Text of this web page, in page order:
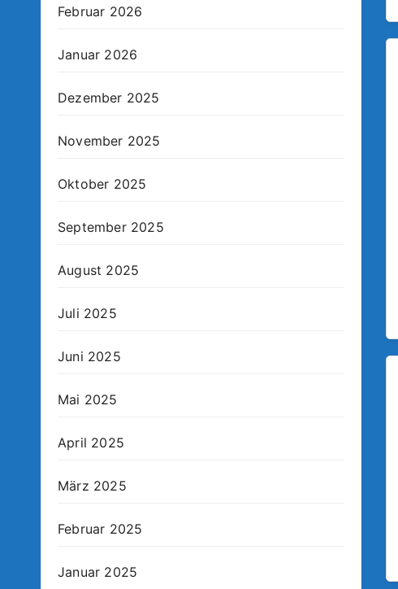
Februar 2026
Januar 2026
Dezember 2025
November 2025
Oktober 2025
September 2025
August 2025
Juli 2025
Juni 2025
Mai 2025
April 2025
März 2025
Februar 2025
Januar 2025